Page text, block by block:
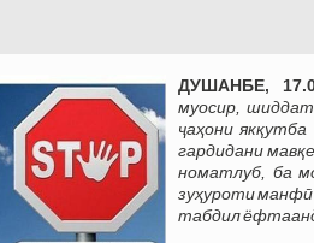
ДУШАНБЕ,
муосир,
ҷаҳони якқутба
гардидани мавқ
номатлуб, ба
зуҳуроти
табдил